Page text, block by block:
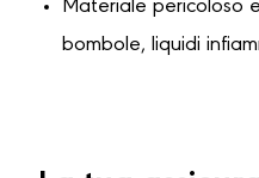
Materiale pericoloso
bombole, liquidi